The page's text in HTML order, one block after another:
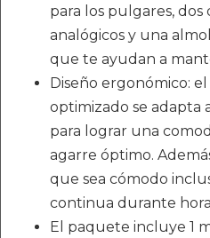
para los pulgares, dos
analógicos y una
que te ayudan a
Diseño ergonómico:
optimizado se adapta
para lograr una
agarre óptimo.
que sea cómodo
continua durante
El paquete incluye 1